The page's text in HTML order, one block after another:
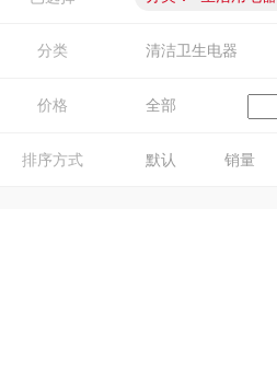
分类 清洁卫生电器
价格 全部
排序方式 默认 销量